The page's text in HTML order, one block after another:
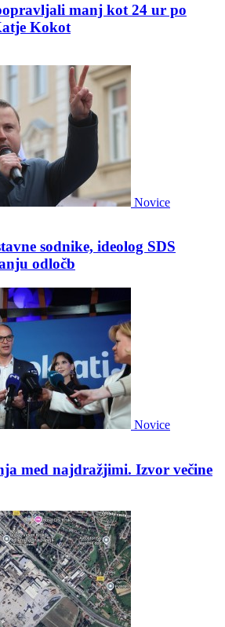
manj kot 24 ur po
Kokot
Novice
sodnike, ideolog SDS
odločb
Novice
med najdražjimi. Izvor večine